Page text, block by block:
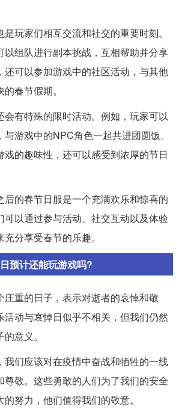
玩家们相互交流和社交的重要时刻。
以组队进行副本挑战，互相帮助并分享
还可以参加游戏中的社区活动，与其他
春节假期。
会有特殊的限时活动。例如，玩家可以
游戏中的NPC角色一起共进团圆饭。
戏的趣味性，还可以感受到浓厚的节日
后的春节日服是一个充满欢乐和惊喜的
可以通过参与活动、社交互动以及体验
分享受春节的乐趣。
预计还能玩游戏吗?
庄重的日子，表示对逝者的哀悼和敬
活动与哀悼日似乎不相关，但我们仍然
意义。
我们应该对在疫情中奋战和牺牲的一线
尊敬。这些勇敢的人们为了我们的安全
努力，他们值得我们的敬意。